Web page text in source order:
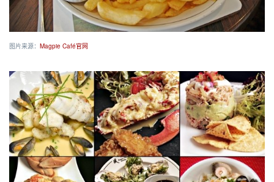
图片来源： Magpie Café官网